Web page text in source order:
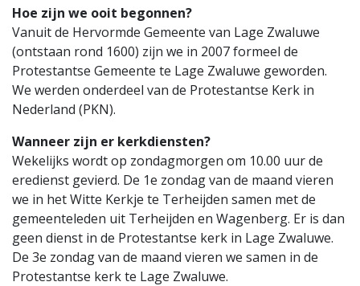
Hoe zijn we ooit begonnen?
Vanuit de Hervormde Gemeente van Lage Zwaluwe
(ontstaan rond 1600) zijn we in 2007 formeel de
Protestantse Gemeente te Lage Zwaluwe geworden.
We werden onderdeel van de Protestantse Kerk in
Nederland (PKN).
Wanneer zijn er kerkdiensten?
Wekelijks wordt op zondagmorgen om 10.00 uur de
eredienst gevierd. De 1e zondag van de maand vieren
we in het Witte Kerkje te Terheijden samen met de
gemeenteleden uit Terheijden en Wagenberg. Er is dan
geen dienst in de Protestantse kerk in Lage Zwaluwe.
De 3e zondag van de maand vieren we samen in de
Protestantse kerk te Lage Zwaluwe.